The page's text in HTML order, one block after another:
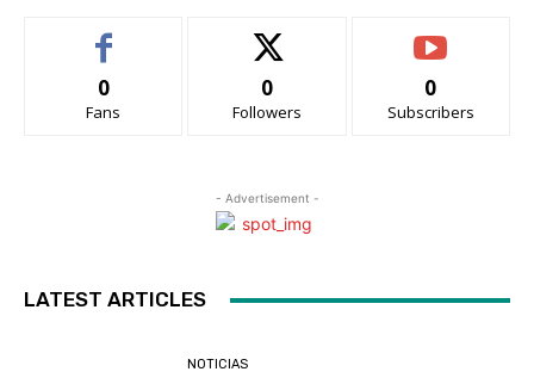
0
Fans
0
Followers
0
Subscribers
- Advertisement -
LATEST ARTICLES
NOTICIAS